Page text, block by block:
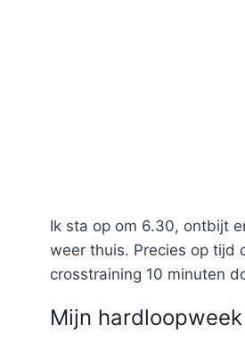
Ik sta op om 6.30, ontbijt
weer thuis. Precies op tijd
crosstraining 10 minuten
Mijn hardloopweek